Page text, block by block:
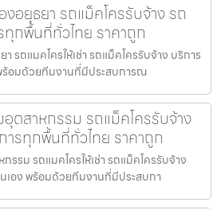
งอยุธยา รถแม็คโครรับจ้าง รถ
ทุกพื้นที่ทั่วไทย ราคาถูก
รถแมคโครให้เช่า รถแม็คโครรับจ้าง บริการ
ร้อมด้วยทีมงานที่มีประสบการณ
ตสาหกรรม รถแม็คโครรับจ้าง
ารทุกพื้นที่ทั่วไทย ราคาถูก
รรม รถแมคโครให้เช่า รถแม็คโครรับจ้าง
เอง พร้อมด้วยทีมงานที่มีประสบกา